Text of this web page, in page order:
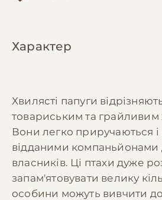
Характер
Хвилясті папуги
товариським та грайливим
Вони легко приручаються і
відданими компаньйонами
власників. Ці птахи дуже
запам'ятовувати велику
особини можуть вивчити до